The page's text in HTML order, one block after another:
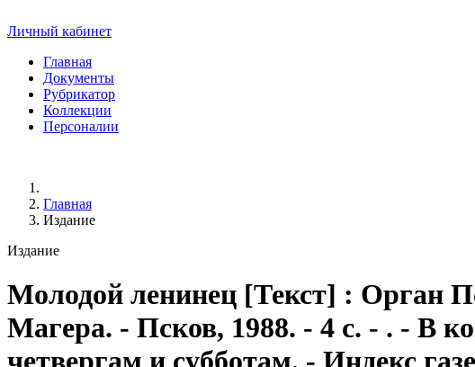
Личный кабинет
Главная
Документы
Рубрикатор
Коллекции
Персоналии
Главная
Издание
Издание
Молодой ленинец [Текст] : Орган
Магера. - Псков, 1988. - 4 с. - . - В